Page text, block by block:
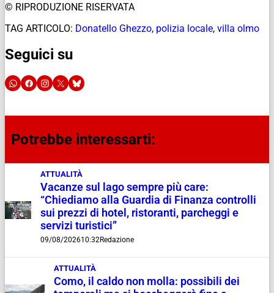
© RIPRODUZIONE RISERVATA
TAG ARTICOLO: Donatello Ghezzo, polizia locale, villa olmo
Seguici su
Potrebbe interessarti:
ATTUALITÀ
Vacanze sul lago sempre più care:
“Chiediamo alla Guardia di Finanza controlli
sui prezzi di hotel, ristoranti, parcheggi e
servizi turistici”
09/08/202610:32Redazione
ATTUALITÀ
Como, il caldo non molla: possibili dei